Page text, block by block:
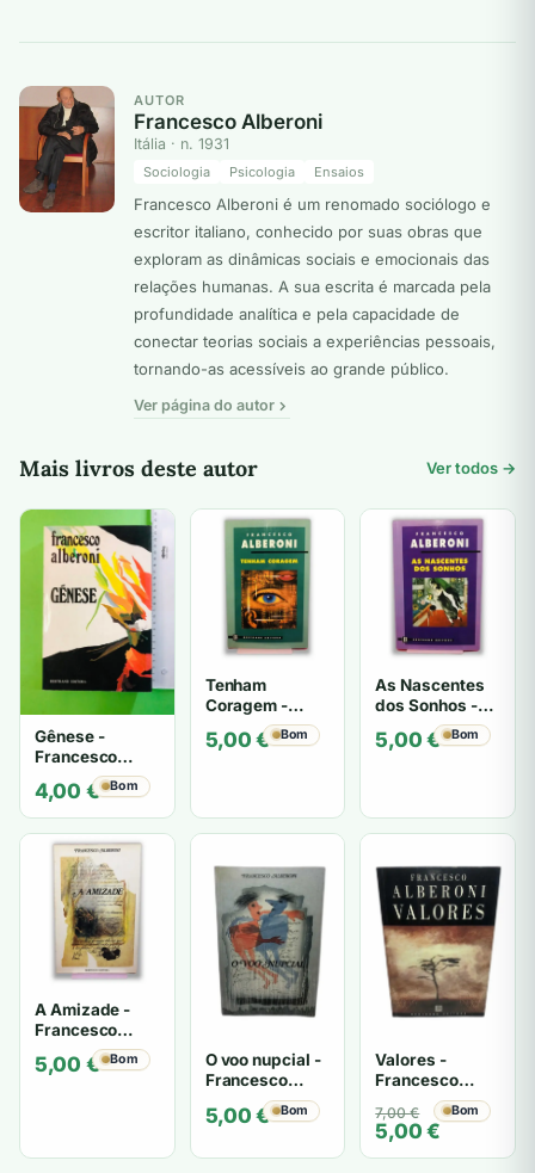
AUTOR
Francesco Alberoni
Itália · n. 1931
Sociologia Psicologia Ensaios
Francesco Alberoni é um renomado sociólogo e
escritor italiano, conhecido por suas obras que
exploram as dinâmicas sociais e emocionais das
relações humanas. A sua escrita é marcada pela
profundidade analítica e pela capacidade de
conectar teorias sociais a experiências pessoais,
tornando-as acessíveis ao grande público.
Ver página do autor
Mais livros deste autor Ver todos →
Gênese -
Francesco
Alberoni
4,00 € Bom
Tenham
Coragem -
Francesco
Alberoni
5,00€ Bom
As Nascentes
dos Sonhos -
Francesco
Alberoni
5,00€ Bom
A Amizade -
Francesco
Alberoni
5,00 € Bom
O voo nupcial -
Francesco
Alberoni
5,00€ Bom
Valores -
Francesco
Alberoni
7,00€
O
preço
original
5,00€
O
preço
atual
Bom